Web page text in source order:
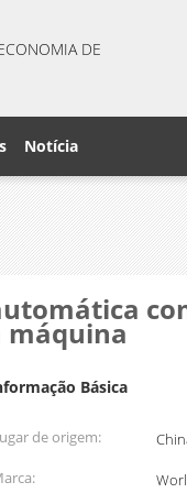
DE
Notícia
máquina
Básica
de origem: